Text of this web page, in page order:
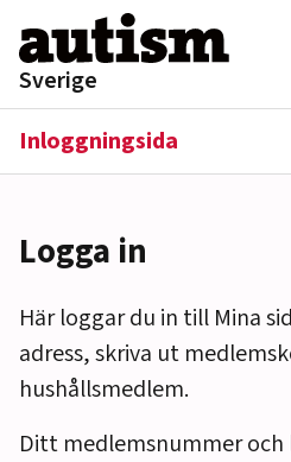
Hoppa till innehåll
Sverige
Inloggningsida
Logga in
Här loggar du in till Mina
adress, skriva ut
hushållsmedlem.
Ditt medlemsnummer